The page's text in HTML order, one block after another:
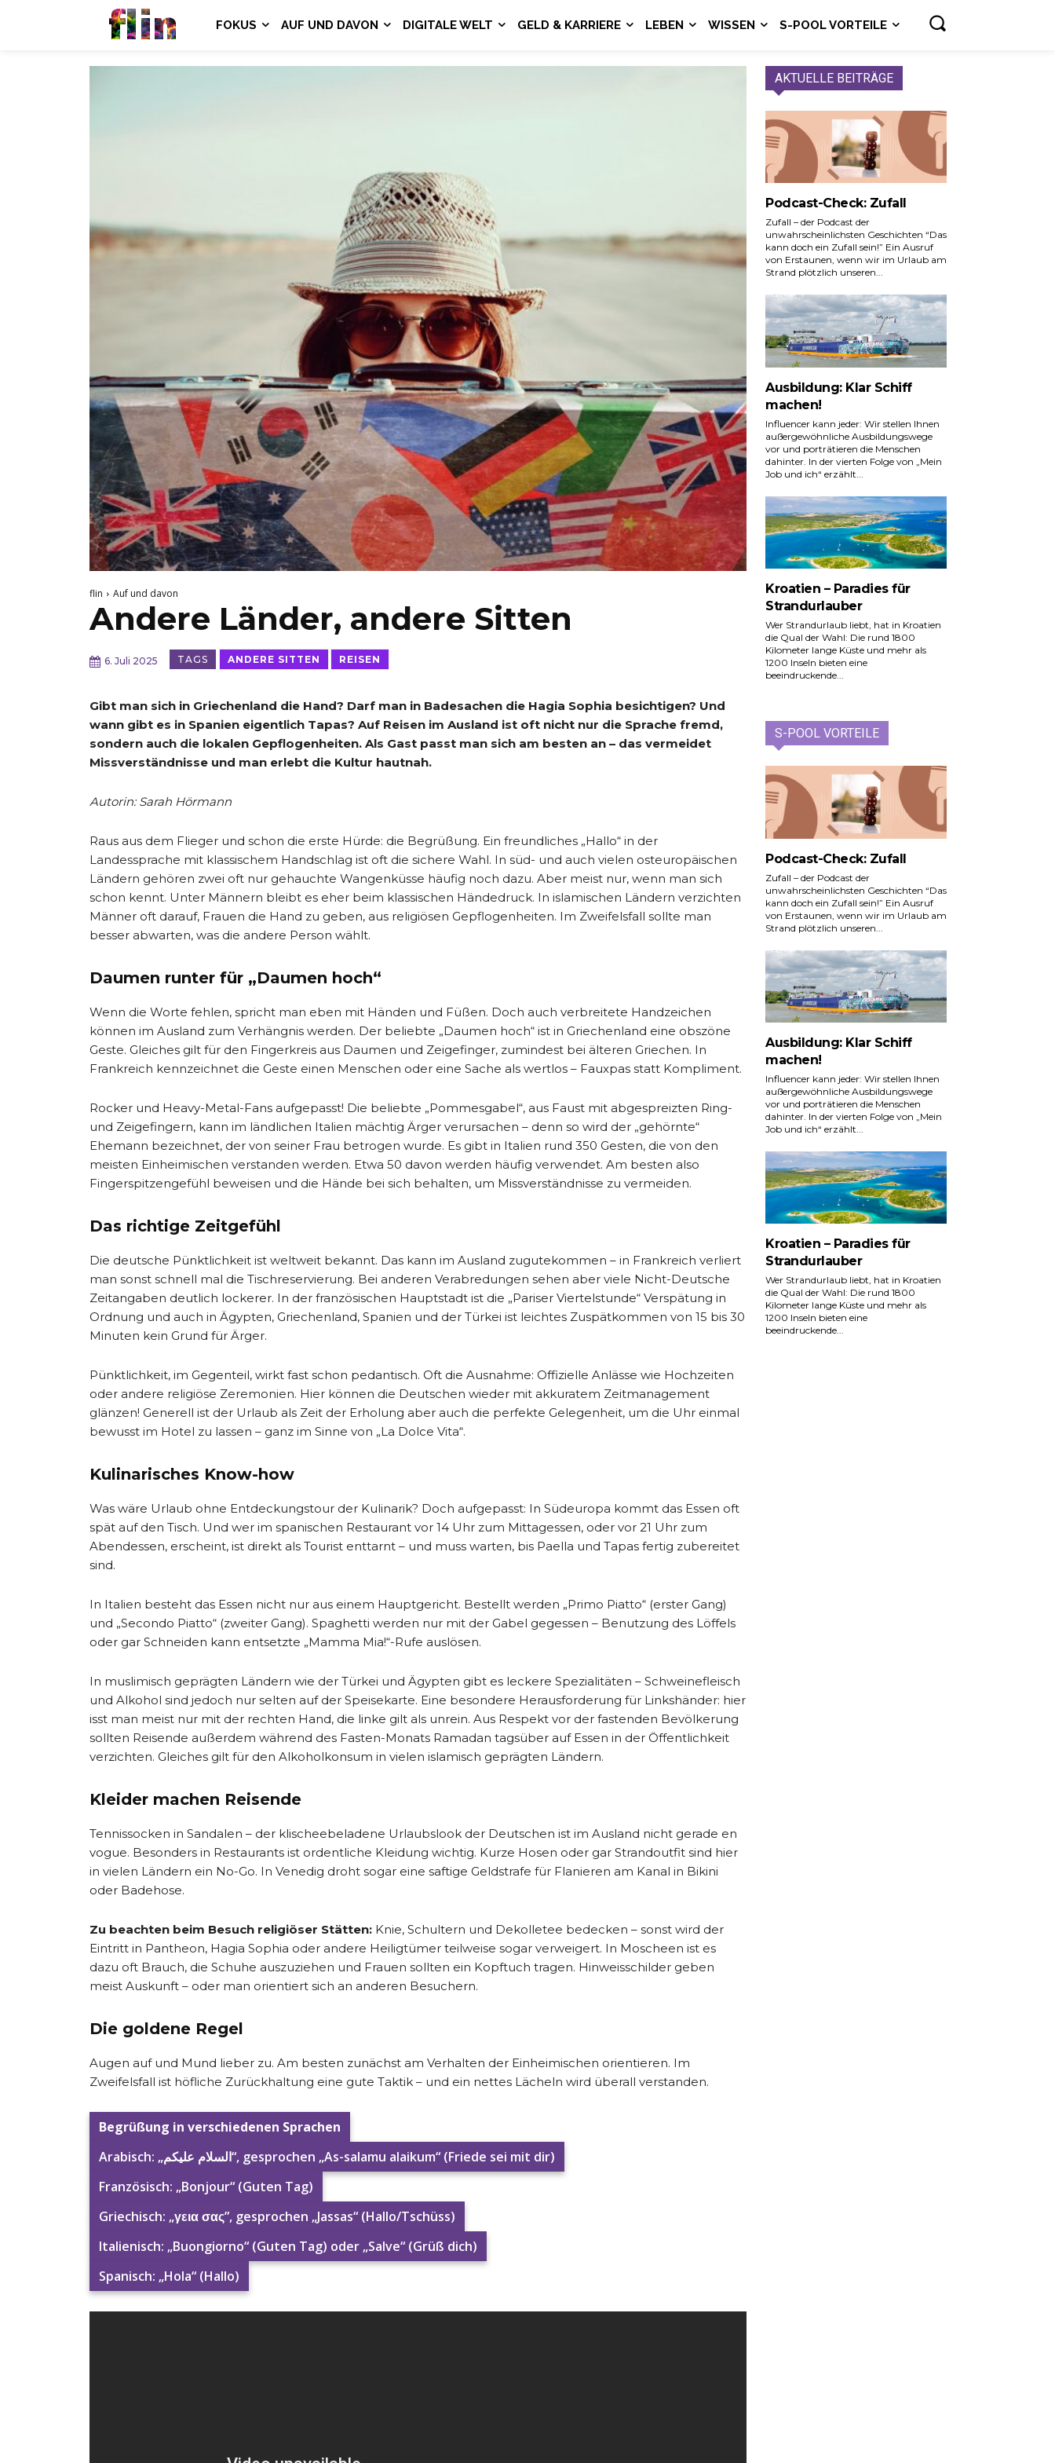
flin FOKUS AUF UND DAVON DIGITALE WELT GELD & KARRIERE LEBEN WISSEN S-POOL VORTEILE
flin Auf und davon
Andere Länder, andere Sitten
6. Juli 2025 TAGS ANDERE SITTEN REISEN
Gibt man sich in Griechenland die Hand? Darf man in Badesachen die Hagia Sophia besichtigen? Und
wann gibt es in Spanien eigentlich Tapas? Auf Reisen im Ausland ist oft nicht nur die Sprache fremd,
sondern auch die lokalen Gepflogenheiten. Als Gast passt man sich am besten an – das vermeidet
Missverständnisse und man erlebt die Kultur hautnah.
Autorin: Sarah Hörmann
Raus aus dem Flieger und schon die erste Hürde: die Begrüßung. Ein freundliches „Hallo“ in der
Landessprache mit klassischem Handschlag ist oft die sichere Wahl. In süd- und auch vielen osteuropäischen
Ländern gehören zwei oft nur gehauchte Wangenküsse häufig noch dazu. Aber meist nur, wenn man sich
schon kennt. Unter Männern bleibt es eher beim klassischen Händedruck. In islamischen Ländern verzichten
Männer oft darauf, Frauen die Hand zu geben, aus religiösen Gepflogenheiten. Im Zweifelsfall sollte man
besser abwarten, was die andere Person wählt.
Daumen runter für „Daumen hoch“
Wenn die Worte fehlen, spricht man eben mit Händen und Füßen. Doch auch verbreitete Handzeichen
können im Ausland zum Verhängnis werden. Der beliebte „Daumen hoch“ ist in Griechenland eine obszöne
Geste. Gleiches gilt für den Fingerkreis aus Daumen und Zeigefinger, zumindest bei älteren Griechen. In
Frankreich kennzeichnet die Geste einen Menschen oder eine Sache als wertlos – Fauxpas statt Kompliment.
Rocker und Heavy-Metal-Fans aufgepasst! Die beliebte „Pommesgabel“, aus Faust mit abgespreizten Ring-
und Zeigefingern, kann im ländlichen Italien mächtig Ärger verursachen – denn so wird der „gehörnte“
Ehemann bezeichnet, der von seiner Frau betrogen wurde. Es gibt in Italien rund 350 Gesten, die von den
meisten Einheimischen verstanden werden. Etwa 50 davon werden häufig verwendet. Am besten also
Fingerspitzengefühl beweisen und die Hände bei sich behalten, um Missverständnisse zu vermeiden.
Das richtige Zeitgefühl
Die deutsche Pünktlichkeit ist weltweit bekannt. Das kann im Ausland zugutekommen – in Frankreich verliert
man sonst schnell mal die Tischreservierung. Bei anderen Verabredungen sehen aber viele Nicht-Deutsche
Zeitangaben deutlich lockerer. In der französischen Hauptstadt ist die „Pariser Viertelstunde“ Verspätung in
Ordnung und auch in Ägypten, Griechenland, Spanien und der Türkei ist leichtes Zuspätkommen von 15 bis 30
Minuten kein Grund für Ärger.
Pünktlichkeit, im Gegenteil, wirkt fast schon pedantisch. Oft die Ausnahme: Offizielle Anlässe wie Hochzeiten
oder andere religiöse Zeremonien. Hier können die Deutschen wieder mit akkuratem Zeitmanagement
glänzen! Generell ist der Urlaub als Zeit der Erholung aber auch die perfekte Gelegenheit, um die Uhr einmal
bewusst im Hotel zu lassen – ganz im Sinne von „La Dolce Vita“.
Kulinarisches Know-how
Was wäre Urlaub ohne Entdeckungstour der Kulinarik? Doch aufgepasst: In Südeuropa kommt das Essen oft
spät auf den Tisch. Und wer im spanischen Restaurant vor 14 Uhr zum Mittagessen, oder vor 21 Uhr zum
Abendessen, erscheint, ist direkt als Tourist enttarnt – und muss warten, bis Paella und Tapas fertig zubereitet
sind.
In Italien besteht das Essen nicht nur aus einem Hauptgericht. Bestellt werden „Primo Piatto“ (erster Gang)
und „Secondo Piatto“ (zweiter Gang). Spaghetti werden nur mit der Gabel gegessen – Benutzung des Löffels
oder gar Schneiden kann entsetzte „Mamma Mia!“-Rufe auslösen.
In muslimisch geprägten Ländern wie der Türkei und Ägypten gibt es leckere Spezialitäten – Schweinefleisch
und Alkohol sind jedoch nur selten auf der Speisekarte. Eine besondere Herausforderung für Linkshänder: hier
isst man meist nur mit der rechten Hand, die linke gilt als unrein. Aus Respekt vor der fastenden Bevölkerung
sollten Reisende außerdem während des Fasten-Monats Ramadan tagsüber auf Essen in der Öffentlichkeit
verzichten. Gleiches gilt für den Alkoholkonsum in vielen islamisch geprägten Ländern.
Kleider machen Reisende
Tennissocken in Sandalen – der klischeebeladene Urlaubslook der Deutschen ist im Ausland nicht gerade en
vogue. Besonders in Restaurants ist ordentliche Kleidung wichtig. Kurze Hosen oder gar Strandoutfit sind hier
in vielen Ländern ein No-Go. In Venedig droht sogar eine saftige Geldstrafe für Flanieren am Kanal in Bikini
oder Badehose.
Zu beachten beim Besuch religiöser Stätten: Knie, Schultern und Dekolletee bedecken – sonst wird der
Eintritt in Pantheon, Hagia Sophia oder andere Heiligtümer teilweise sogar verweigert. In Moscheen ist es
dazu oft Brauch, die Schuhe auszuziehen und Frauen sollten ein Kopftuch tragen. Hinweisschilder geben
meist Auskunft – oder man orientiert sich an anderen Besuchern.
Die goldene Regel
Augen auf und Mund lieber zu. Am besten zunächst am Verhalten der Einheimischen orientieren. Im
Zweifelsfall ist höfliche Zurückhaltung eine gute Taktik – und ein nettes Lächeln wird überall verstanden.
Begrüßung in verschiedenen Sprachen
Arabisch: „السلام عليكم“, gesprochen „As-salamu alaikum“ (Friede sei mit dir)
Französisch: „Bonjour“ (Guten Tag)
Griechisch: „γεια σας”, gesprochen „Jassas“ (Hallo/Tschüss)
Italienisch: „Buongiorno“ (Guten Tag) oder „Salve“ (Grüß dich)
Spanisch: „Hola“ (Hallo)
AKTUELLE BEITRÄGE
Podcast-Check: Zufall
Zufall – der Podcast der
unwahrscheinlichsten Geschichten “Das
kann doch ein Zufall sein!” Ein Ausruf
von Erstaunen, wenn wir im Urlaub am
Strand plötzlich unseren...
Ausbildung: Klar Schiff
machen!
Influencer kann jeder: Wir stellen Ihnen
außergewöhnliche Ausbildungswege
vor und porträtieren die Menschen
dahinter. In der vierten Folge von „Mein
Job und ich“ erzählt...
Kroatien – Paradies für
Strandurlauber
Wer Strandurlaub liebt, hat in Kroatien
die Qual der Wahl: Die rund 1800
Kilometer lange Küste und mehr als
1200 Inseln bieten eine
beeindruckende...
S-POOL VORTEILE
Podcast-Check: Zufall
Zufall – der Podcast der
unwahrscheinlichsten Geschichten “Das
kann doch ein Zufall sein!” Ein Ausruf
von Erstaunen, wenn wir im Urlaub am
Strand plötzlich unseren...
Ausbildung: Klar Schiff
machen!
Influencer kann jeder: Wir stellen Ihnen
außergewöhnliche Ausbildungswege
vor und porträtieren die Menschen
dahinter. In der vierten Folge von „Mein
Job und ich“ erzählt...
Kroatien – Paradies für
Strandurlauber
Wer Strandurlaub liebt, hat in Kroatien
die Qual der Wahl: Die rund 1800
Kilometer lange Küste und mehr als
1200 Inseln bieten eine
beeindruckende...